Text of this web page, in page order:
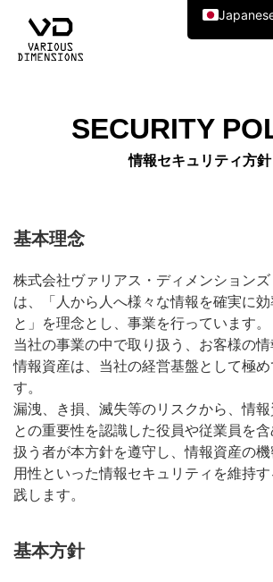
English
SECURITY
情報セキュリティ方針
基本理念
株式会社ヴァリアス・ディメンションズ
は、「人から人へ様々な情報を確実に
と」を理念とし、事業を行っています。
当社の事業の中で取り扱う、お客様の
情報資産は、当社の経営基盤として極
す。
漏洩、き損、滅失等のリスクから、情報
との重要性を認識した役員や従業員を
扱う者が本方針を遵守し、情報資産の
用性といった情報セキュリティを維持
践します。
基本方針